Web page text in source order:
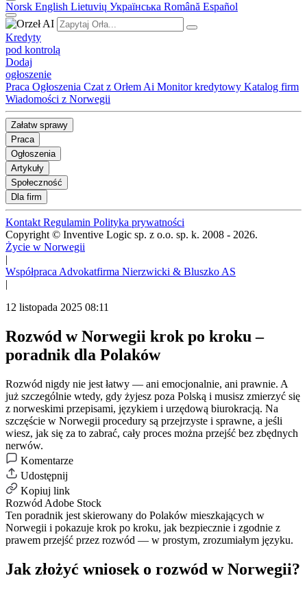
Norsk English Lietuvių Українська Română Español
Kredyty
pod kontrolą
Dodaj
ogłoszenie
Praca Ogłoszenia Czat z Orłem Ai Monitor kredytowy Katalog firm
Wiadomości z Norwegii
Załatw sprawy
Praca
Ogłoszenia
Artykuły
Społeczność
Dla firm
Kontakt Regulamin Polityka prywatności
Copyright © Inventive Logic sp. z o.o. sp. k. 2008 - 2026.
Życie w Norwegii
|
Współpraca Advokatfirma Nierzwicki & Bluszko AS
|
12 listopada 2025 08:11
Rozwód w Norwegii krok po kroku –
poradnik dla Polaków
Rozwód nigdy nie jest łatwy — ani emocjonalnie, ani prawnie. A
już szczególnie wtedy, gdy żyjesz poza Polską i musisz zmierzyć się
z norweskimi przepisami, językiem i urzędową biurokracją. Na
szczęście w Norwegii procedury są przejrzyste i sprawne, a jeśli
wiesz, jak się za to zabrać, cały proces można przejść bez zbędnych
nerwów.
Komentarze
Udostępnij
Kopiuj link
Rozwód Adobe Stock
Ten poradnik jest skierowany do Polaków mieszkających w
Norwegii i pokazuje krok po kroku, jak bezpiecznie i zgodnie z
prawem przejść przez rozwód — w prostym, zrozumiałym języku.
Jak złożyć wniosek o rozwód w Norwegii?